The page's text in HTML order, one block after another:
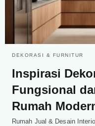
DEKORASI & FURNITUR
Inspirasi
Fungsional
Rumah
Rumah Jual & Desain